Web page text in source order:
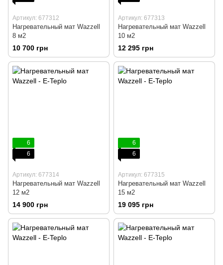
Артикул: 677312
Нагревательный мат Wazzell
8 м2
10 700 грн
Артикул: 677313
Нагревательный мат Wazzell
10 м2
12 295 грн
6
6
Артикул: 677314
Нагревательный мат Wazzell
12 м2
14 900 грн
6
6
Артикул: 677315
Нагревательный мат Wazzell
15 м2
19 095 грн